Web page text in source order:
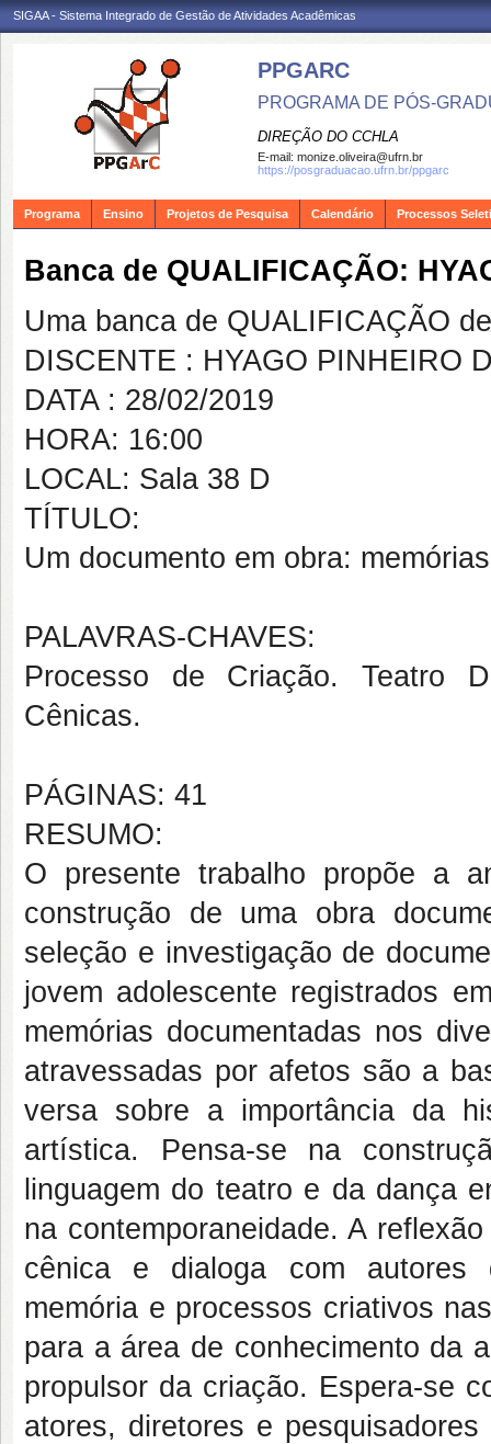
SIGAA - Sistema Integrado de Gestão de Atividades Acadêmicas
PPGARC
PROGRAMA DE PÓS-
DIREÇÃO DO CCHLA
E-mail: monize.oliveira@ufrn.br
https://posgraduacao.ufrn.br/ppgarc
Programa Ensino Projetos de Pesquisa Calendário Processos
Banca de QUALIFICAÇÃO:
Uma banca de QUALIFICAÇÃO
DISCENTE : HYAGO PINHEIRO
DATA : 28/02/2019
HORA: 16:00
LOCAL: Sala 38 D
TÍTULO:
Um documento em obra:
PALAVRAS-CHAVES:
Processo de Criação. Teatro
Cênicas.
PÁGINAS: 41
RESUMO:
O presente trabalho propõe a
construção de uma obra
seleção e investigação de
jovem adolescente registrados
memórias documentadas nos
atravessadas por afetos são a
versa sobre a importância da
artística. Pensa-se na
linguagem do teatro e da dança
na contemporaneidade. A
cênica e dialoga com autores
memória e processos criativos
para a área de conhecimento da
propulsor da criação. Espera-se
atores, diretores e